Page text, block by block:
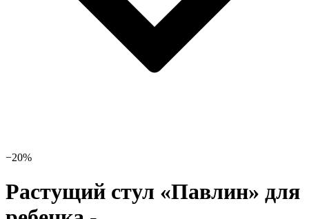
−20%
Растущий стул «Павлин» для